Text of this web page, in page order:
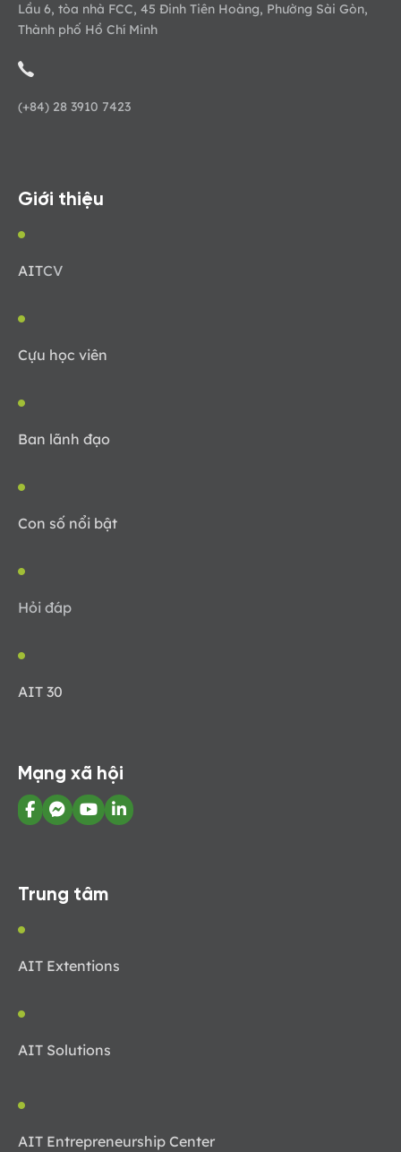
Lầu 6, tòa nhà FCC, 45 Đinh Tiên Hoàng, Phường Sài Gòn,
Thành phố Hồ Chí Minh
(+84) 28 3910 7423
Giới thiệu
AITCV
Cựu học viên
Ban lãnh đạo
Con số nổi bật
Hỏi đáp
AIT 30
Mạng xã hội
Trung tâm
AIT Extentions
AIT Solutions
AIT Entrepreneurship Center